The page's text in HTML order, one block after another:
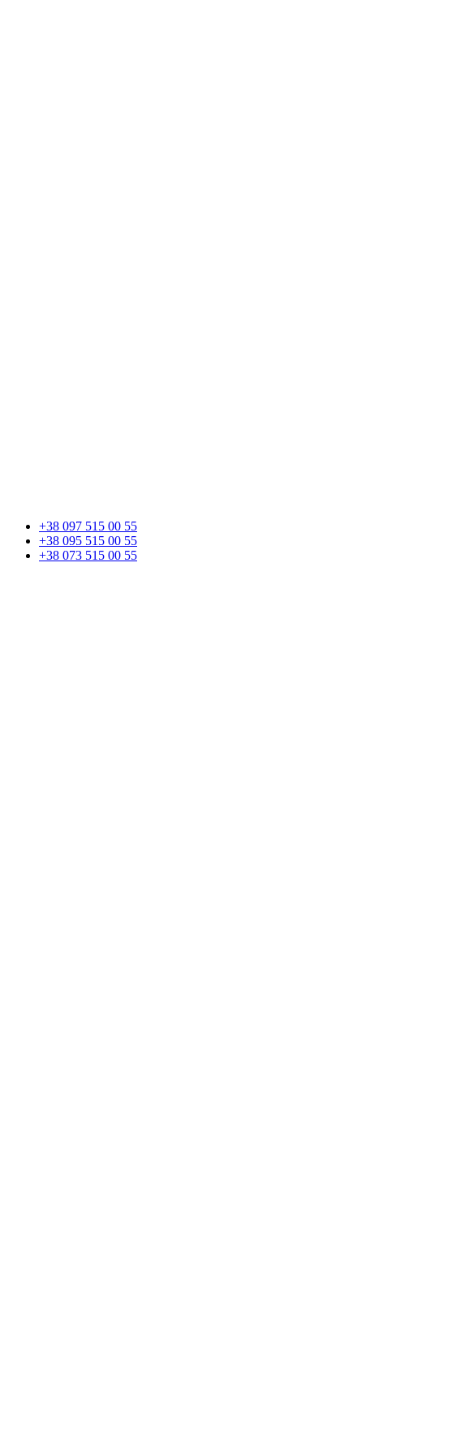
+38 097 515 00 55
+38 095 515 00 55
+38 073 515 00 55